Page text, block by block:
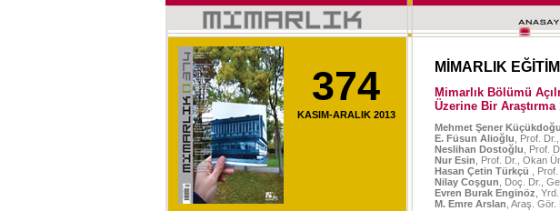
374
KASIM-ARALIK 2013
MİMARLIK EĞİTİMİ
Mimarlık Bölümü
Üzerine Bir Araştırma
Mehmet Şener Küçükdoğu
E. Füsun Alioğlu , Prof.
Neslihan Dostoğlu , Prof.
Nur Esin , Prof. Dr., Okan
Hasan Çetin Türkçü
,
Nilay Coşgun , Doç. Dr.,
Evren Burak Enginöz ,
M. Emre Arslan , Araş.